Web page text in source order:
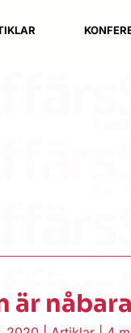
är nåbara